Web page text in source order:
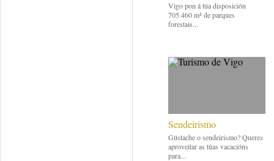
Vigo pon á túa disposición
705.460 m² de parques
forestais...
Sendeirismo
Gústache o sendeirismo? Queres
aproveitar as túas vacacións
para...